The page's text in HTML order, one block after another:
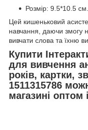
Розмір: 9.5*10.5 см.
Цей кишеньковий
навчання, даючи змогу
вивчати слова та їхню
Купити
для вивчення
років, картки,
1511315786
магазині оптом